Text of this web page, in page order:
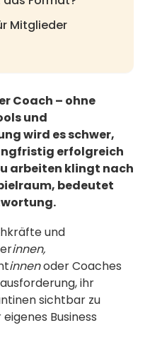
Mitglieder
Coach – ohne
und
wird es schwer,
erfolgreich
arbeiten klingt nach
bedeutet
und
innen,
innenoder Coaches
ihr
sichtbar zu
Business